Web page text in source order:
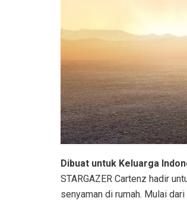
Dibuat untuk Keluarga
STARGAZER Cartenz hadir
senyaman di rumah. Mulai